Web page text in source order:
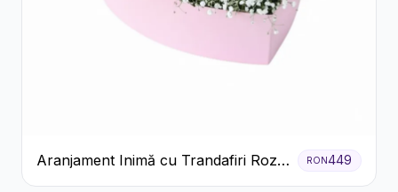
Aranjament Inimă cu Trandafiri Roz
și Gypsophila Albă
RON449